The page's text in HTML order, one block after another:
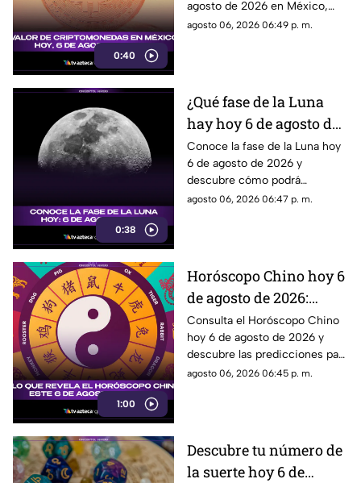
0:40
Ethereum y más
agosto de 2026 en México,
con las cotizaciones de
agosto 06, 2026 06:49 p. m.
0:38
¿Qué fase de la Luna
hay hoy 6 de agosto de
2026? Descubre cómo
se verá el satélite esta
noche
Conoce la fase de la Luna hoy
6 de agosto de 2026 y
descubre cómo podrá
observarse el satélite natural
agosto 06, 2026 06:47 p. m.
1:00
Horóscopo Chino hoy 6
de agosto de 2026:
predicciones para cada
signo del zodiaco chino
Consulta el Horóscopo Chino
hoy 6 de agosto de 2026 y
descubre las predicciones para
el amor, dinero, salud y trabajo.
agosto 06, 2026 06:45 p. m.
Descubre tu número de
la suerte hoy 6 de